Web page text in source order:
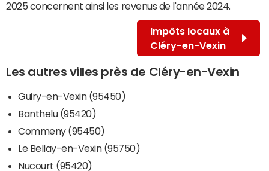
2025 concernent ainsi les revenus de l'année 2024.
Impôts locaux à
Cléry-en-Vexin
Les autres villes près de Cléry-en-Vexin
Guiry-en-Vexin (95450)
Banthelu (95420)
Commeny (95450)
Le Bellay-en-Vexin (95750)
Nucourt (95420)